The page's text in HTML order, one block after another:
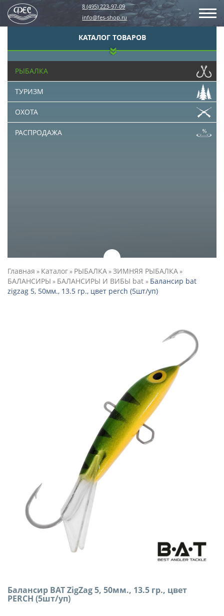
8 (495) 223-97-09
info@fes-shop.ru
КАТАЛОГ ТОВАРОВ
РЫБАЛКА
ТУРИЗМ
ОХОТА
РАСПРОДАЖА
Главная » Каталог» РЫБАЛКА»ЗИМНЯЯ РЫБАЛКА»
БАЛАНСИРЫ » БАЛАНСИРЫ И ВИБЫ bat » Балансир bat
zigzag 5, 50мм., 13.5 гр., цвет perch (5шт/уп)
Балансир BAT ZigZag 5, 50мм., 13.5 гр., цвет
PERCH (5шт/уп)